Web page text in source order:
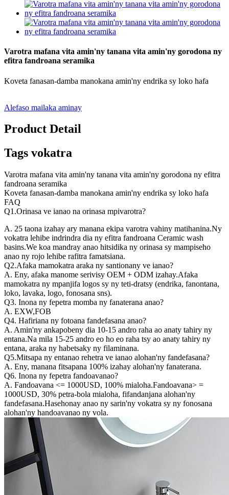
Varotra mafana vita amin'ny tanana vita amin'ny gorodona ny
efitra fandroana seramika
Koveta fanasan-damba manokana amin'ny endrika sy loko hafa
Alefaso mailaka aminay
Product Detail
Tags vokatra
Varotra mafana vita amin'ny tanana vita amin'ny gorodona ny efitra
fandroana seramika
Koveta fanasan-damba manokana amin'ny endrika sy loko hafa
FAQ
Q1.Orinasa ve ianao na orinasa mpivarotra?
A. 25 taona izahay ary manana ekipa varotra vahiny matihanina.Ny
vokatra lehibe indrindra dia ny efitra fandroana Ceramic wash
basins.We koa mandray anao hitsidika ny orinasa sy mampiseho
anao ny rojo lehibe rafitra famatsiana.
Q2.Afaka mamokatra araka ny santionany ve ianao?
A. Eny, afaka manome serivisy OEM + ODM izahay.Afaka
mamokatra ny mpanjifa logos sy ny teti-dratsy (endrika, fanontana,
loko, lavaka, logo, fonosana sns).
Q3. Inona ny fepetra momba ny fanaterana anao?
A. EXW,FOB
Q4. Hafiriana ny fotoana fandefasana anao?
A. Amin'ny ankapobeny dia 10-15 andro raha ao anaty tahiry ny
entana.Na mila 15-25 andro eo ho eo raha tsy ao anaty tahiry ny
entana, araka ny habetsaky ny filaminana.
Q5.Mitsapa ny entanao rehetra ve ianao alohan'ny fandefasana?
A. Eny, manana fitsapana 100% izahay alohan'ny fanaterana.
Q6. Inona ny fepetra fandoavanao?
A. Fandoavana <= 1000USD, 100% mialoha.Fandoavana> =
1000USD, 30% petra-bola mialoha, fifandanjana alohan'ny
fandefasana.Hasehonay anao ny sarin'ny vokatra sy ny fonosana
alohan'ny handoavanao ny vola.